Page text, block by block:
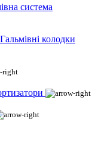
система
Гальмівні колодки